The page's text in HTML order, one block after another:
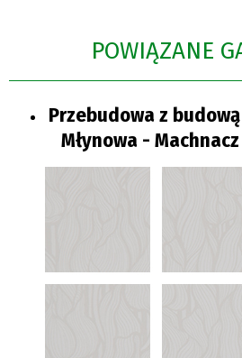
POWIĄZANE
Przebudowa z
Młynowa -